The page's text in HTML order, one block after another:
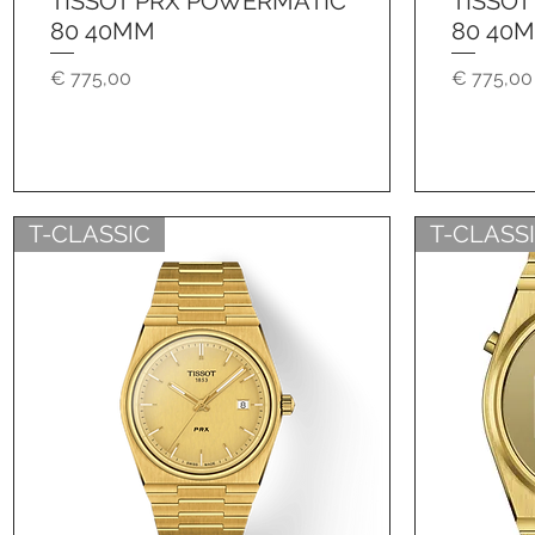
80 40MM
Preis
€ 775,00
80
Preis
€ 775,00
T-CLASSIC T-